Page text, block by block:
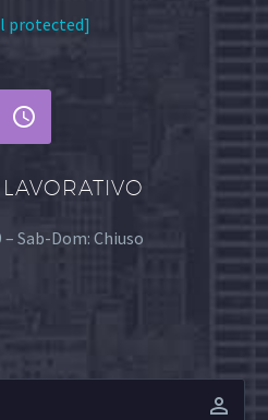
protected]


– Sab-Dom: Chiuso